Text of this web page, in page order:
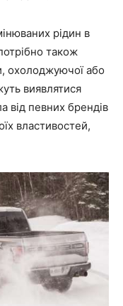
рідин в
також
охолоджуючої або
виявлятися
від певних брендів
властивостей,